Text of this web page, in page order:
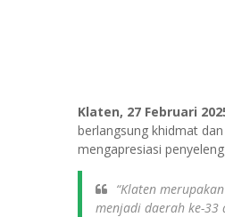
Klaten, 27 Februari
berlangsung khidmat
mengapresiasi
“Klaten
menjadi daerah ke-33